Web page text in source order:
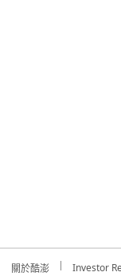
關於酷澎 Investor